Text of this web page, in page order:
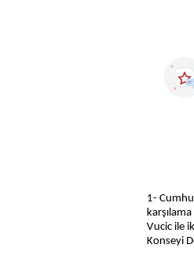
1-
Vucic ile
Konseyi